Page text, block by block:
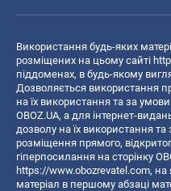
Використання будь-яких
розміщених на цьому сайті
піддоменах, в будь-якому
Дозволяється використання
на їх використання та за
OBOZ.UA, а для інтернет-
дозволу на їх використання
розміщення прямого,
гіперпосилання на сторінку
https://www.obozrevatel.com, на
матеріал в першому абзаці